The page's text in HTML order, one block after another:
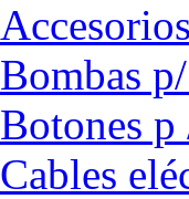
Bombas
Botones p
Cables